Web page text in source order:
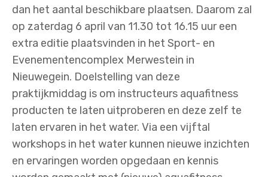
dan het aantal beschikbare plaatsen. Daarom zal
op zaterdag 6 april van 11.30 tot 16.15 uur een
extra editie plaatsvinden in het Sport- en
Evenementencomplex Merwestein in
Nieuwegein. Doelstelling van deze
praktijkmiddag is om instructeurs aquafitness
producten te laten uitproberen en deze zelf te
laten ervaren in het water. Via een vijftal
workshops in het water kunnen nieuwe inzichten
en ervaringen worden opgedaan en kennis